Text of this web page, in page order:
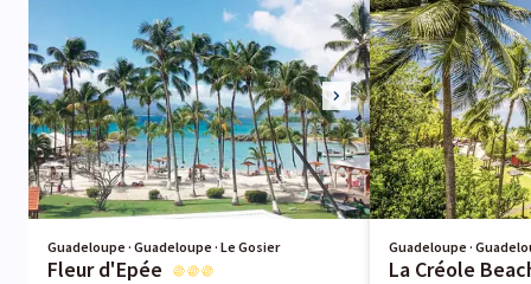
Guadeloupe · Guadeloupe · Le Gosier
Fleur d'Epée
Guadeloupe ·
La Créole